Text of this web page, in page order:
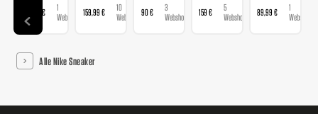
89,99 €
1
Webshop
159,99 €
10
Webshops 90 €
3
Webshops
159 €
5
Webshops
89,99 €
1
Webshop
Alle Nike Sneaker